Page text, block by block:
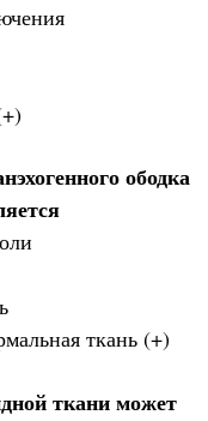
ободка
ткань (+)
ткани может